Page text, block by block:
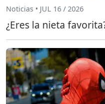
Noticias • JUL 16 / 2026
¿Eres la nieta